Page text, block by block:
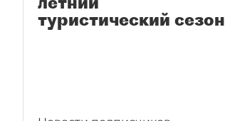
туристический сезон